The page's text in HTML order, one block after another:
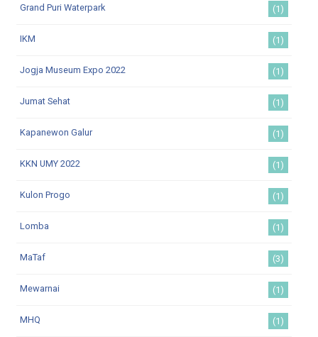
Grand Puri Waterpark (1)
IKM (1)
Jogja Museum Expo 2022 (1)
Jumat Sehat (1)
Kapanewon Galur (1)
KKN UMY 2022 (1)
Kulon Progo (1)
Lomba (1)
MaTaf (3)
Mewarnai (1)
MHQ (1)